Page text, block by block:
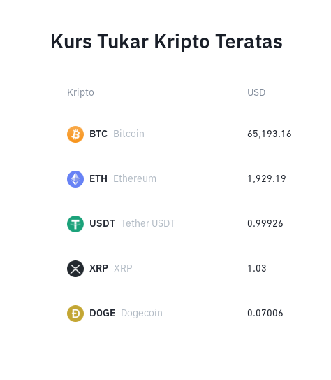
Kurs Tukar Kripto Teratas
Kripto USD
BTC Bitcoin 65,193.16
ETH Ethereum 1,929.19
USDT Tether USDT 0.99926
XRP XRP 1.03
DOGE Dogecoin 0.07006